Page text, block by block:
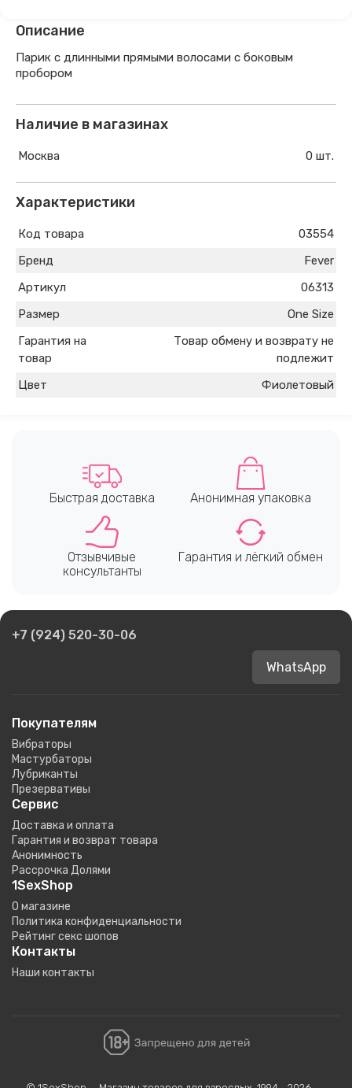
Описание
Парик с длинными прямыми волосами с боковым
пробором
Наличие в магазинах
Москва 0 шт.
Характеристики
Код товара
03554
Бренд
Fever
Артикул
06313
Размер
One Size
Гарантия на
товар
Товар обмену и возврату не
подлежит
Цвет
Фиолетовый
Быстрая доставка Анонимная упаковка
Отзывчивые
консультанты
Гарантия и лёгкий обмен
+7 (924) 520-30-06
WhatsApp
Покупателям
Вибраторы
Мастурбаторы
Лубриканты
Презервативы
Сервис
Доставка и оплата
Гарантия и возврат товара
Анонимность
Рассрочка Долями
1SexShop
О магазине
Политика конфиденциальности
Рейтинг секс шопов
Контакты
Наши контакты